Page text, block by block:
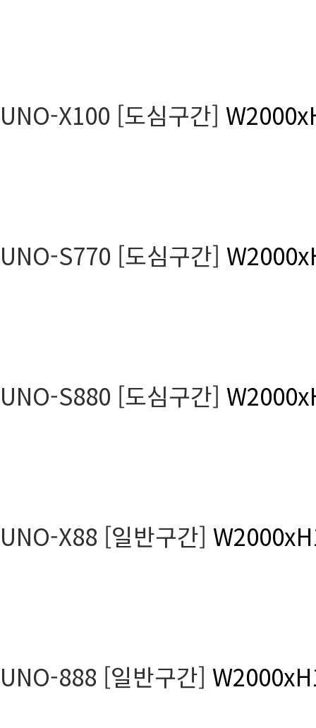
UNO-X100 [도심구간]
UNO-S770 [도심구간]
UNO-S880 [도심구간]
UNO-X88 [일반구간]
UNO-888 [일반구간]